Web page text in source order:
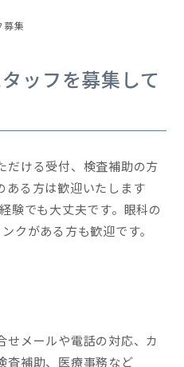
募集
ッフを募集して
だける受付、検査補助の方
ある方は歓迎いたします
験でも大丈夫です。眼科の
クがある方も歓迎です｡
せメールや電話の対応、カ
査補助、医療事務など